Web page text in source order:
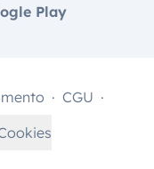
Play
CGU